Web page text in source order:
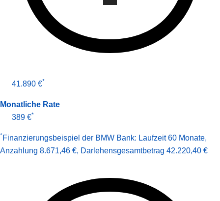
41.890 €*
Monatliche Rate
389 €*
*Finanzierungsbeispiel der BMW Bank: Laufzeit 60 Monate,
Anzahlung 8.671,46 €, Darlehens­gesamt­betrag 42.220,40 €